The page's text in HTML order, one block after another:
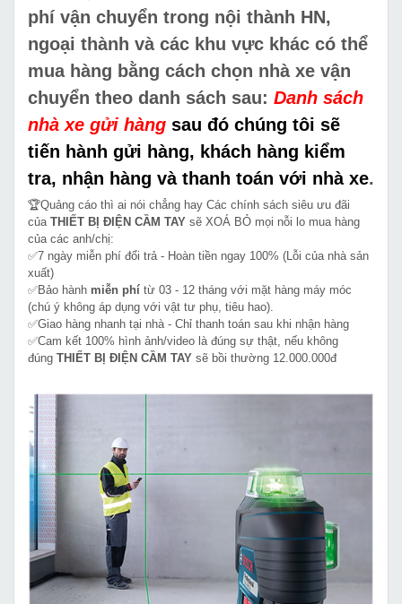
phí vận chuyển trong nội thành HN,
ngoại thành và các khu vực khác có thể
mua hàng bằng cách chọn nhà xe vận
chuyển theo danh sách sau: Danh sách
nhà xe gửi hàng sau đó chúng tôi sẽ
tiến hành gửi hàng, khách hàng kiểm
tra, nhận hàng và thanh toán với nhà xe.
🏆Quảng cáo thì ai nói chẳng hay Các chính sách siêu ưu đãi
của THIẾT BỊ ĐIỆN CẦM TAY sẽ XOÁ BỎ mọi nỗi lo mua hàng
của các anh/chị:
✅7 ngày miễn phí đổi trả - Hoàn tiền ngay 100% (Lỗi của nhà sản
xuất)
✅Bảo hành miễn phí từ 03 - 12 tháng với mặt hàng máy móc
(chú ý không áp dụng với vật tư phụ, tiêu hao).
✅Giao hàng nhanh tại nhà - Chỉ thanh toán sau khi nhận hàng
✅Cam kết 100% hình ảnh/video là đúng sự thật, nếu không
đúng THIẾT BỊ ĐIỆN CẦM TAY sẽ bồi thường 12.000.000đ